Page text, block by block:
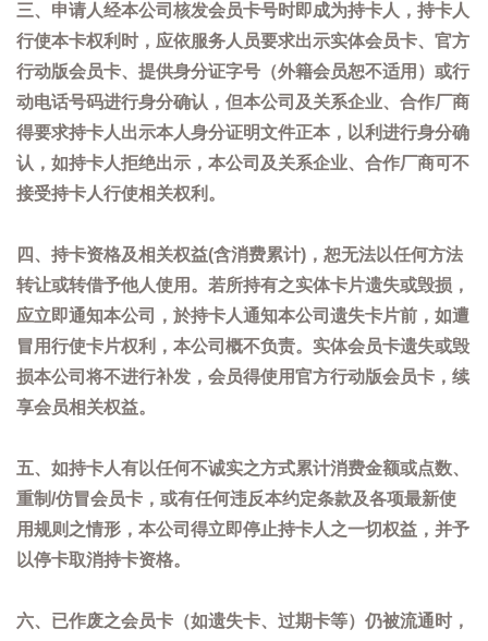
三、申请人经本公司核发会员卡号时即成为持卡人，持卡人
行使本卡权利时，应依服务人员要求出示实体会员卡、官方
行动版会员卡、提供身分证字号（外籍会员恕不适用）或行
动电话号码进行身分确认，但本公司及关系企业、合作厂商
得要求持卡人出示本人身分证明文件正本，以利进行身分确
认，如持卡人拒绝出示，本公司及关系企业、合作厂商可不
接受持卡人行使相关权利。
四、持卡资格及相关权益(含消费累计)，恕无法以任何方法
转让或转借予他人使用。若所持有之实体卡片遗失或毁损，
应立即通知本公司，於持卡人通知本公司遗失卡片前，如遭
冒用行使卡片权利，本公司概不负责。实体会员卡遗失或毁
损本公司将不进行补发，会员得使用官方行动版会员卡，续
享会员相关权益。
五、如持卡人有以任何不诚实之方式累计消费金额或点数、
重制/仿冒会员卡，或有任何违反本约定条款及各项最新使
用规则之情形，本公司得立即停止持卡人之一切权益，并予
以停卡取消持卡资格。
六、已作废之会员卡（如遗失卡、过期卡等）仍被流通时，